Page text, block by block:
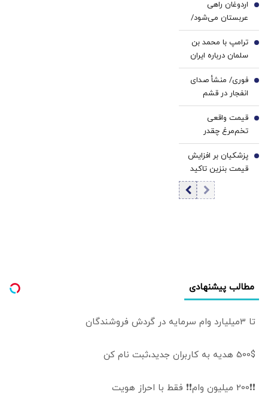
کرد
اردوغان راهی
عربستان می‌شود/
دیدار با محمد
بن‌سلمان در ریاض
3
ترامپ با محمد بن
سلمان درباره ایران
گفت‌وگو می‌کند/
جزئیات تماس
تلفنی
4
فوری/ منشأ صدای
انفجار در قشم
مشخص شد/ مقابه
با اهداف دشمن در
ورودی تنگه هرمز
5
قیمت واقعی
تخم‌مرغ چقدر
است؟/ مصرف
روزانه ۳ هزار و ۳۰۰
تن تخم مرغ در
6
پزشکیان بر افزایش
قیمت بنزین تاکید
7
مطالب پیشنهادی
تا 3میلیارد وام سرمایه در گردش فروشندگان
500$ هدیه به کاربران جدید،ثبت نام کن
❗❗200 میلیون وام❗❗ فقط با احراز هویت